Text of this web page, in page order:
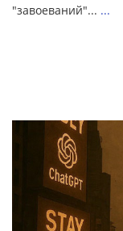
"завоеваний"... ...